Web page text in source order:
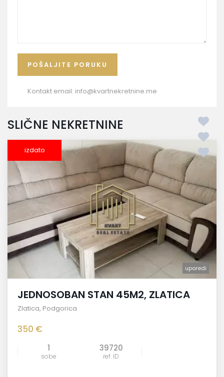
Kontakt email: info@kvartnekretnine.me
SLIČNE NEKRETNINE
izdato
uporedi
JEDNOSOBAN STAN 45M2, ZLATICA
Zlatica, Podgorica
350 €
1
sobe
39720
ref. ID